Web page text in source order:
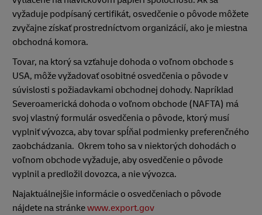
vyžaduje podpísaný certifikát, osvedčenie o pôvode môžete
zvyčajne získať prostredníctvom organizácií, ako je miestna
obchodná komora.
Tovar, na ktorý sa vzťahuje dohoda o voľnom obchode s
USA, môže vyžadovať osobitné osvedčenia o pôvode v
súvislosti s požiadavkami obchodnej dohody. Napríklad
Severoamerická dohoda o voľnom obchode (NAFTA) má
svoj vlastný formulár osvedčenia o pôvode, ktorý musí
vyplniť vývozca, aby tovar spĺňal podmienky preferenčného
zaobchádzania. Okrem toho sa v niektorých dohodách o
voľnom obchode vyžaduje, aby osvedčenie o pôvode
vyplnil a predložil dovozca, a nie vývozca.
Najaktuálnejšie informácie o osvedčeniach o pôvode
nájdete na stránkewww.export.gov